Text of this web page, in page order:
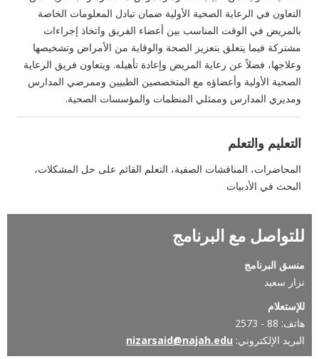
التعاون في الرعاية الصحية الأولية ضمان تبادل المعلومات الخاصة
بالمريض في الوقت المناسب بين أعضاء الفريق واتخاذ إجراءات
مشتركة فيما يتعلق بتعزيز الصحة والوقاية من الأمراض وتشخيصها
وعلاجها، فضلاً عن رعاية المريض وإعادة تأهيله. ويتعاون فريق الرعاية
الصحية الأولية وأعضاؤه مع المتخصصين الطبيين وممرضي المدارس
ومديري المدارس وممثلي المنظمات والمؤسسات الصحية.
التعليم والتعلم
المحاضرات، المناقشات الصفية، التعلم القائم على حل المشكلات،
البحث في الأدبيات
للتواصل مع البرنامج
منسق البرنامج
نزار سعيد
للإستعلام
هاتف: 88 - 2573
البريد الإلكتروني: nizarsaid@najah.edu